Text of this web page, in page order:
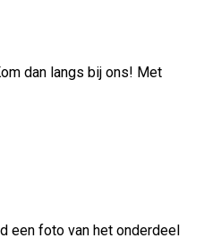
dan langs bij ons! Met
een foto van het onderdeel